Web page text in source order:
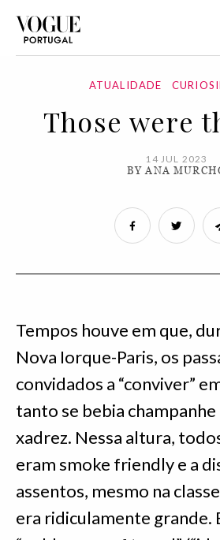
ATUALIDADE
Those were
14 JUL 2023
BY ANA
Tempos houve em que,
Nova Iorque-Paris, os
convidados a “conviver”
tanto se bebia champanhe
xadrez. Nessa altura,
eram smoke friendly e a
assentos, mesmo na
era ridiculamente grande.